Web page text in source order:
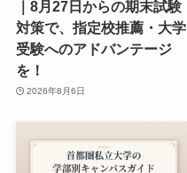
｜8月27日からの期末試験
対策で、指定校推薦・大学
受験へのアドバンテージ
を！
2026年8月6日